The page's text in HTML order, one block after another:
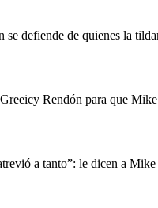
se defiende de quienes la
Rendón para que
a tanto”: le dicen a